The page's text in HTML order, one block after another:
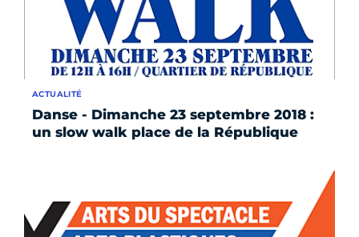
Danse - Dimanche 23 septembre 2018 :
un slow walk place de la République
ACTUALITÉ